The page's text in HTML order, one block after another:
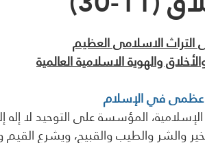
الاسلامى العظيم
والهوية الاسلامية العالمية
عظمى في الإسلام
المؤسسة على التوحيد لا
والشر والطيب والقبيح، ويشرع القيم